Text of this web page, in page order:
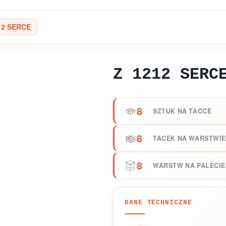
SERCE
Z 1212
8 SZTUK NA TACCE
8 TACEK NA WARSTWIE
8 WARSTW NA PALECIE
DANE TECHNICZNE